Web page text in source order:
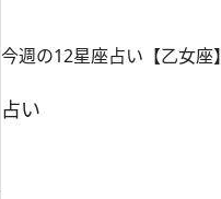
今週の12星座占い【乙女
占い